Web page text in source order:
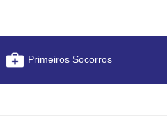
Primeiros Socorros